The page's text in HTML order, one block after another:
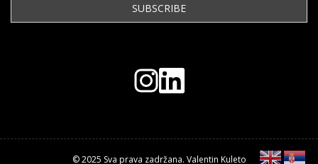
© 2025 Sva prava zadržana. Valentin Kuleto